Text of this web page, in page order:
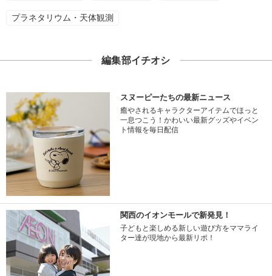
プラネタリウム・天体観測
編集部イチオシ
スヌーピーたちの最新ニュース
癒やされるキャラクターアイテムでほっと
一息つこう！かわいい最新グッズやイベン
ト情報を毎日配信
関西のイオンモールで新発見！
子どもと楽しめる新しい遊び方をママライ
ター達が現地から最新リポ！